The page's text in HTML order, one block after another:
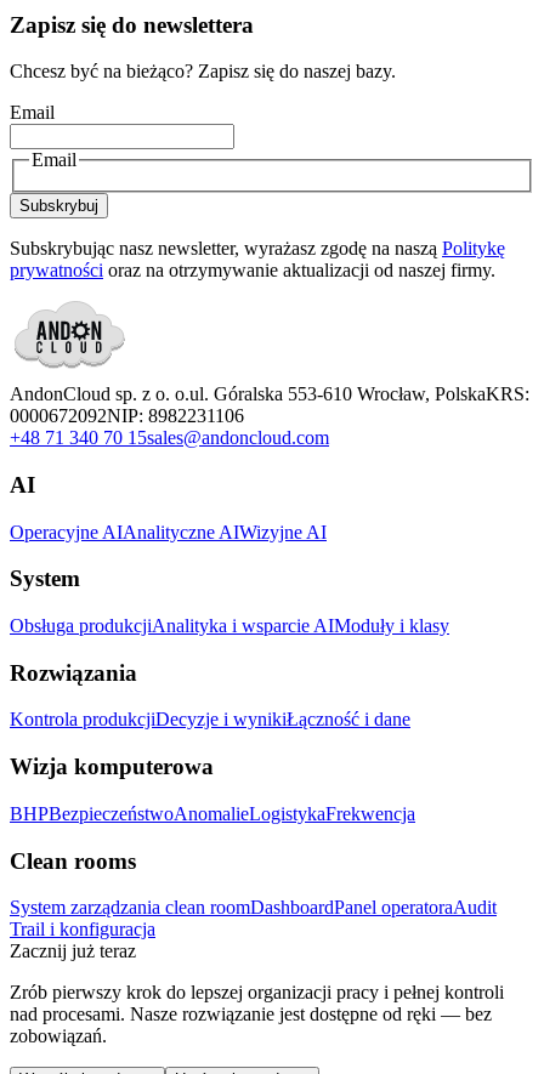
Zapisz się do newslettera
Chcesz być na bieżąco? Zapisz się do naszej bazy.
Email
Email
Subskrybuj
Subskrybując nasz newsletter, wyrażasz zgodę na naszą Politykę
prywatności oraz na otrzymywanie aktualizacji od naszej firmy.
AndonCloud sp. z o. o.ul. Góralska 553-610 Wrocław, PolskaKRS:
0000672092NIP: 8982231106
+48 71 340 70 15sales@andoncloud.com
AI
Operacyjne AIAnalityczne AIWizyjne AI
System
Obsługa produkcjiAnalityka i wsparcie AIModuły i klasy
Rozwiązania
Kontrola produkcjiDecyzje i wynikiŁączność i dane
Wizja komputerowa
BHPBezpieczeństwoAnomalieLogistykaFrekwencja
Clean rooms
System zarządzania clean roomDashboardPanel operatoraAudit
Trail i konfiguracja
Zacznij już teraz
Zrób pierwszy krok do lepszej organizacji pracy i pełnej kontroli
nad procesami. Nasze rozwiązanie jest dostępne od ręki — bez
zobowiązań.